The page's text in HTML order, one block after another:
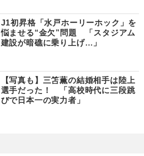
J1初昇格「水戸ホーリーホック」を
悩ませる“金欠”問題 「スタジアム
建設が暗礁に乗り上げ…」
【写真も】三笘薫の結婚相手は陸上
選手だった！ 「高校時代に三段跳
びで日本一の実力者」